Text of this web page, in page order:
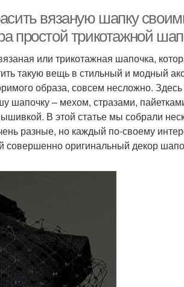
вязаную шапку
простой трикотажной
или трикотажная шапочка,
такую вещь в стильный и модный
образа, совсем несложно.
шапочку – мехом, стразами,
В этой статье мы собрали
разные, но каждый по-своему
совершенно оригинальный декор